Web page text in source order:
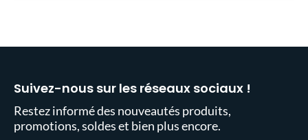
Suivez-nous sur les réseaux sociaux !
Restez informé des nouveautés produits,
promotions, soldes et bien plus encore.